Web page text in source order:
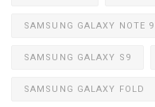
SAMSUNG GALAXY NOTE 9
SAMSUNG GALAXY S9
SAMSUNG GALAXY FOLD